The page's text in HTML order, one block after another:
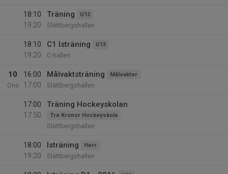
18:10
19:20
Träning U12
Slättbergshallen
18:10
19:20
C1 Isträning U13
C-hallen
10
Ons
16:00
17:00
Målvaktsträning Målvakter
Slättbergshallen
17:00
17:50
Träning Hockeyskolan
Tre Kronor Hockeyskola
Slättbergshallen
18:00
19:20
Isträning Herr
Slättbergshallen